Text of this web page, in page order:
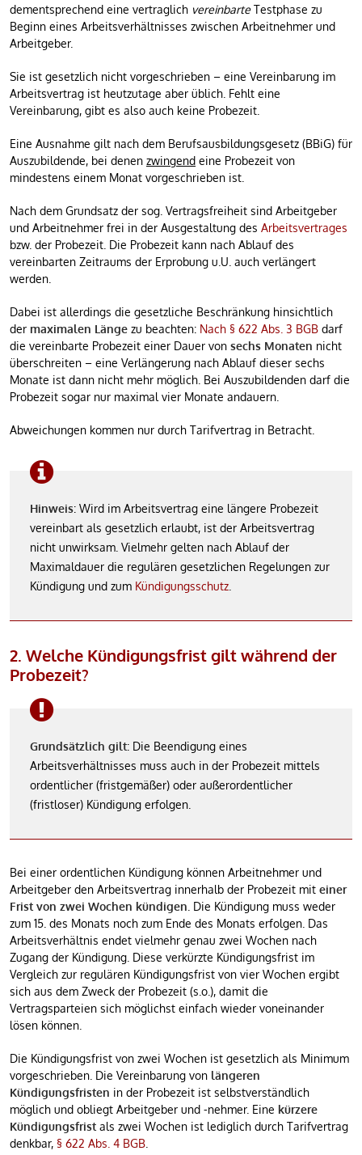
dementsprechend eine vertraglich vereinbarteTestphase zu
Beginn eines Arbeitsverhältnisses zwischen Arbeitnehmer und
Arbeitgeber.
Sie ist gesetzlich nicht vorgeschrieben – eine Vereinbarung im
Arbeitsvertrag ist heutzutage aber üblich. Fehlt eine
Vereinbarung, gibt es also auch keine Probezeit.
Eine Ausnahme gilt nach dem Berufsausbildungsgesetz (BBiG) für
Auszubildende, bei denen zwingend eine Probezeit von
mindestens einem Monat vorgeschrieben ist.
Nach dem Grundsatz der sog. Vertragsfreiheit sind Arbeitgeber
und Arbeitnehmer frei in der Ausgestaltung des Arbeitsvertrages
bzw. der Probezeit. Die Probezeit kann nach Ablauf des
vereinbarten Zeitraums der Erprobung u.U. auch verlängert
werden.
Dabei ist allerdings die gesetzliche Beschränkung hinsichtlich
der maximalen Länge zu beachten: Nach § 622 Abs. 3 BGB darf
die vereinbarte Probezeit einer Dauer von sechs Monaten nicht
überschreiten – eine Verlängerung nach Ablauf dieser sechs
Monate ist dann nicht mehr möglich. Bei Auszubildenden darf die
Probezeit sogar nur maximal vier Monate andauern.
Abweichungen kommen nur durch Tarifvertrag in Betracht.
Hinweis: Wird im Arbeitsvertrag eine längere Probezeit
vereinbart als gesetzlich erlaubt, ist der Arbeitsvertrag
nicht unwirksam. Vielmehr gelten nach Ablauf der
Maximaldauer die regulären gesetzlichen Regelungen zur
Kündigung und zum Kündigungsschutz
2. Welche Kündigungsfrist gilt während der
Probezeit?
Grundsätzlich gilt: Die Beendigung eines
Arbeitsverhältnisses muss auch in der Probezeit mittels
ordentlicher (fristgemäßer) oder außerordentlicher
(fristloser) Kündigung erfolgen.
Bei einer ordentlichen Kündigung können Arbeitnehmer und
Arbeitgeber den Arbeitsvertrag innerhalb der Probezeit mit einer
Frist von zwei Wochen kündigen . Die Kündigung muss weder
zum 15. des Monats noch zum Ende des Monats erfolgen. Das
Arbeitsverhältnis endet vielmehr genau zwei Wochen nach
Zugang der Kündigung. Diese verkürzte Kündigungsfrist im
Vergleich zur regulären Kündigungsfrist von vier Wochen ergibt
sich aus dem Zweck der Probezeit (s.o.), damit die
Vertragsparteien sich möglichst einfach wieder voneinander
lösen können.
Die Kündigungsfrist von zwei Wochen ist gesetzlich als Minimum
vorgeschrieben. Die Vereinbarung von längeren
Kündigungsfristen in der Probezeit ist selbstverständlich
möglich und obliegt Arbeitgeber und -nehmer. Eine kürzere
Kündigungsfrist als zwei Wochen ist lediglich durch Tarifvertrag
denkbar, § 622 Abs. 4 BGB